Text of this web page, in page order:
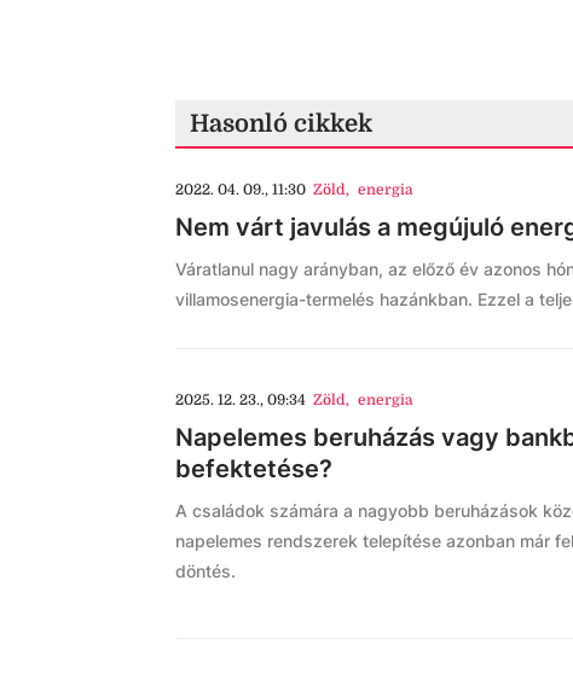
Hasonló cikkek
2022. 04. 09., 11:30 Zöld, energia
Nem várt javulás a megújuló
Váratlanul nagy arányban, az előző év azonos
villamosenergia-termelés hazánkban. Ezzel a
2025. 12. 23., 09:34 Zöld, energia
Napelemes beruházás vagy
befektetése?
A családok számára a nagyobb beruházások
napelemes rendszerek telepítése azonban már
döntés.